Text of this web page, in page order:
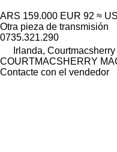
ARS 159.000 EUR 92 ≈
Otra pieza de transmisión
0735.321.290
Irlanda, Courtmacsherry
COURTMACSHERRY
Contacte con el vendedor